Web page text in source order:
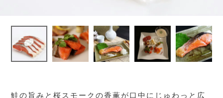
鮭の旨みと桜スモークの香薫が口中にじゅわっと広